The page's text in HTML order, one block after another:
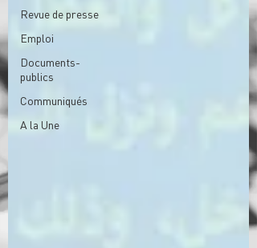
Revue de presse
Emploi
Documents-
publics
Communiqués
A la Une